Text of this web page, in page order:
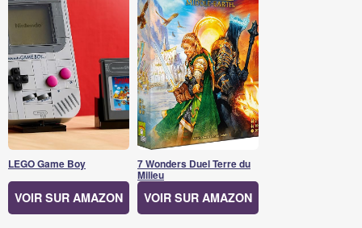
LEGO Game Boy
VOIR SUR AMAZON
7 Wonders Duel Terre du
Milieu
VOIR SUR AMAZON